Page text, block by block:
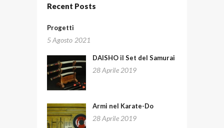
Recent Posts
Progetti
5 Agosto 2021
DAISHO il Set del Samurai
28 Aprile 2019
Armi nel Karate-Do
28 Aprile 2019